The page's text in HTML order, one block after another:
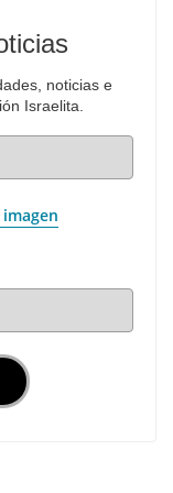
noticias e
Israelita.